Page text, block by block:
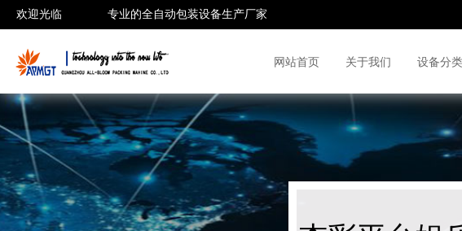
欢迎光临 专业的全自动包装设备生产厂家
网站首页 关于我们 设备分类